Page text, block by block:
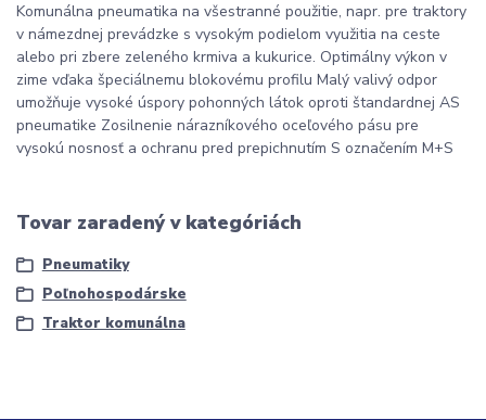
Komunálna pneumatika na všestranné použitie, napr. pre traktory
v námezdnej prevádzke s vysokým podielom využitia na ceste
alebo pri zbere zeleného krmiva a kukurice. Optimálny výkon v
zime vďaka špeciálnemu blokovému profilu Malý valivý odpor
umožňuje vysoké úspory pohonných látok oproti štandardnej AS
pneumatike Zosilnenie nárazníkového oceľového pásu pre
vysokú nosnosť a ochranu pred prepichnutím S označením M+S
Tovar zaradený v kategóriách
Pneumatiky
Poľnohospodárske
Traktor komunálna